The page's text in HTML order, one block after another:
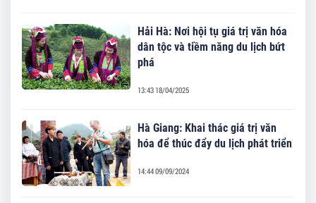
Hải Hà: Nơi hội tụ giá trị văn hóa
dân tộc và tiềm năng du lịch bứt
phá
13:43 18/04/2025
Hà Giang: Khai thác giá trị văn
hóa để thúc đẩy du lịch phát triển
14:44 09/09/2024